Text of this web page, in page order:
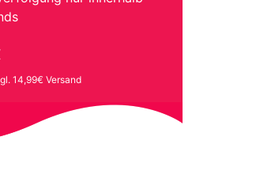
14,99€ Versand